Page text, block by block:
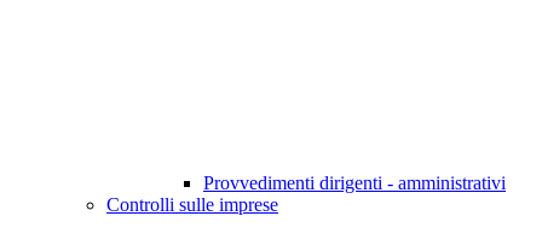
Provvedimenti dirigenti - amministrativi
Controlli sulle imprese